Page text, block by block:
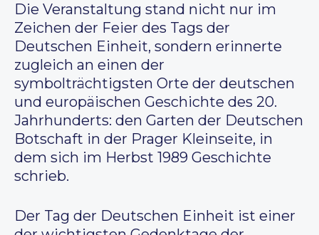
Die Veranstaltung stand nicht nur im
Zeichen der Feier des Tags der
Deutschen Einheit, sondern erinnerte
zugleich an einen der
symbolträchtigsten Orte der deutschen
und europäischen Geschichte des 20.
Jahrhunderts: den Garten der Deutschen
Botschaft in der Prager Kleinseite, in
dem sich im Herbst 1989 Geschichte
schrieb.
Der Tag der Deutschen Einheit ist einer